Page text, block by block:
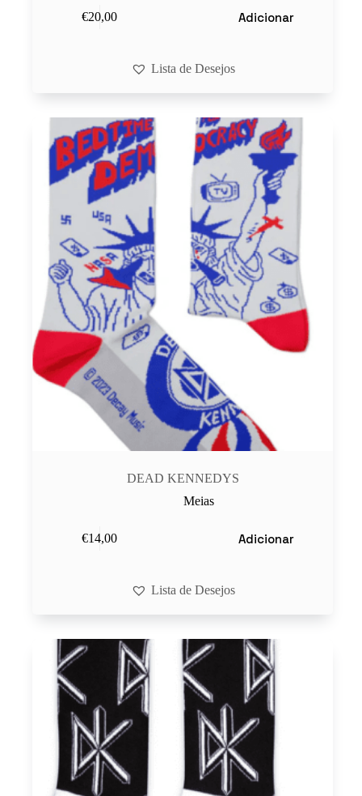
€20,00 Adicionar
Lista de Desejos
DEAD KENNEDYS
Meias
€14,00 Adicionar
Lista de Desejos